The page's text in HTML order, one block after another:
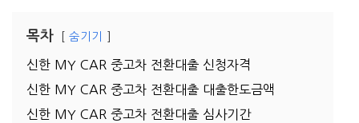
목차 숨기기
신한 MY CAR 중고차 전환대출 신청자격
신한 MY CAR 중고차 전환대출 대출한도금액
신한 MY CAR 중고차 전환대출 심사기간